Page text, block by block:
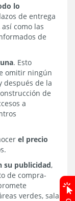
lo
de entrega
como las
de
. Esto
omitir ningún
después de la
de
a
el precio
su publicidad,
de compra-
verdes, sala